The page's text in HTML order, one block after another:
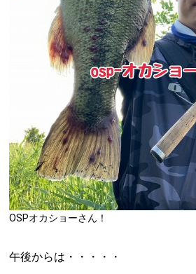
OSPオカショーさん！
午後からは・・・・・